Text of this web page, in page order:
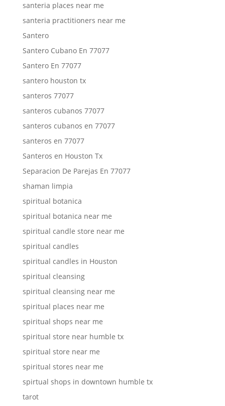
santeria places near me
santeria practitioners near me
Santero
Santero Cubano En 77077
Santero En 77077
santero houston tx
santeros 77077
santeros cubanos 77077
santeros cubanos en 77077
santeros en 77077
Santeros en Houston Tx
Separacion De Parejas En 77077
shaman limpia
spiritual botanica
spiritual botanica near me
spiritual candle store near me
spiritual candles
spiritual candles in Houston
spiritual cleansing
spiritual cleansing near me
spiritual places near me
spiritual shops near me
spiritual store near humble tx
spiritual store near me
spiritual stores near me
spirtual shops in downtown humble tx
tarot